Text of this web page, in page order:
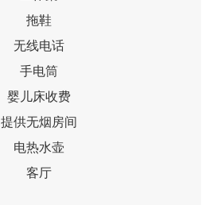
拖鞋
无线电话
手电筒
婴儿床收费
提供无烟房间
电热水壶
客厅